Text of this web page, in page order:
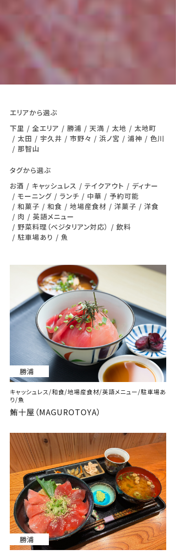
エリアから選ぶ
下里
全エリア 勝浦 天満 太地
太地町
太田
宇久井 市野々 浜ノ宮 浦神
色川
那智山
タグから選ぶ
お酒
キャッシュレス テイクアウト
ディナー
モーニング
ランチ 中華
予約可能
和菓子
和食 地場産食材 洋菓子
洋食
肉
英語メニュー
野菜料理（ベジタリアン対応）
飲料
駐車場あり
魚
勝浦
キャッシュレス/和食/地場産食材/英語メニュー/駐車場あ
り/魚
鮪十屋（MAGUROTOYA）
勝浦